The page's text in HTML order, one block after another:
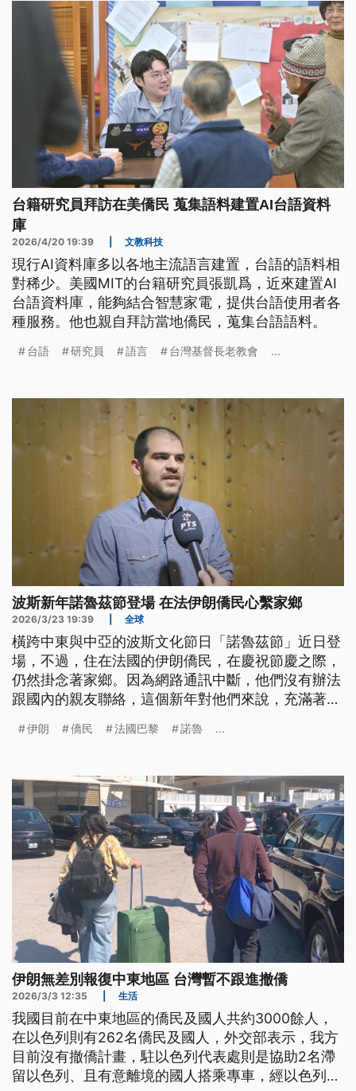
台籍研究員拜訪在美僑民 蒐集語料建置AI台語資料
庫
2026/4/20 19:39 文教科技
現行AI資料庫多以各地主流語言建置，台語的語料相
對稀少。美國MIT的台籍研究員張凱爲，近來建置AI
台語資料庫，能夠結合智慧家電，提供台語使用者各
種服務。他也親自拜訪當地僑民，蒐集台語語料。
台語 研究員 語言 台灣基督長老教會 ...
波斯新年諾魯茲節登場 在法伊朗僑民心繫家鄉
2026/3/23 19:39 全球
橫跨中東與中亞的波斯文化節日「諾魯茲節」近日登
場，不過，住在法國的伊朗僑民，在慶祝節慶之際，
仍然掛念著家鄉。因為網路通訊中斷，他們沒有辦法
跟國內的親友聯絡，這個新年對他們來說，充滿著複
伊朗 僑民 法國巴黎 諾魯 ...
伊朗無差別報復中東地區 台灣暫不跟進撤僑
2026/3/3 12:35 生活
我國目前在中東地區的僑民及國人共約3000餘人，
在以色列則有262名僑民及國人，外交部表示，我方
目前沒有撤僑計畫，駐以色列代表處則是協助2名滯
留以色列、且有意離境的國人搭乘專車，經以色列及